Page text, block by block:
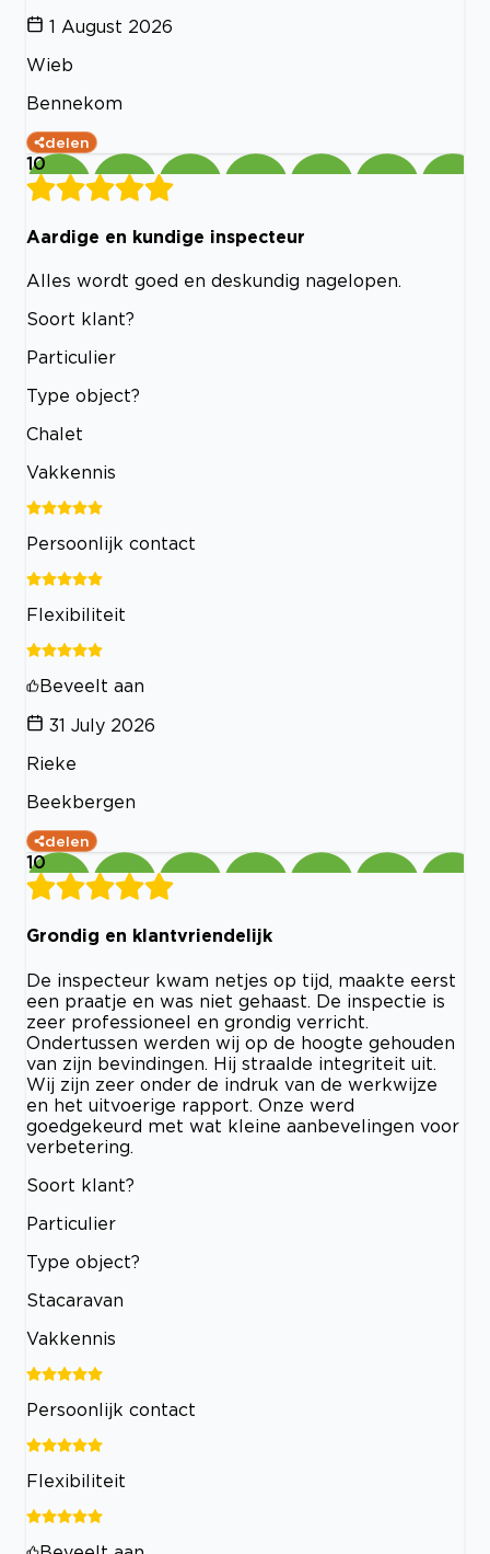
1 August 2026
Wieb
Bennekom
delen
10
Aardige en kundige inspecteur
Alles wordt goed en deskundig nagelopen.
Soort klant?
Particulier
Type object?
Chalet
Vakkennis
Persoonlijk contact
Flexibiliteit
Beveelt aan
31 July 2026
Rieke
Beekbergen
delen
10
Grondig en klantvriendelijk
De inspecteur kwam netjes op tijd, maakte eerst
een praatje en was niet gehaast. De inspectie is
zeer professioneel en grondig verricht.
Ondertussen werden wij op de hoogte gehouden
van zijn bevindingen. Hij straalde integriteit uit.
Wij zijn zeer onder de indruk van de werkwijze
en het uitvoerige rapport. Onze werd
goedgekeurd met wat kleine aanbevelingen voor
verbetering.
Soort klant?
Particulier
Type object?
Stacaravan
Vakkennis
Persoonlijk contact
Flexibiliteit